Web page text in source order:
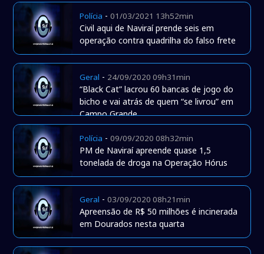
Polícia -01/03/2021 13h52min
Civil aqui de Naviraí prende seis em
operação contra quadrilha do falso frete
Geral - 24/09/2020 09h31min
“Black Cat” lacrou 60 bancas de jogo do
bicho e vai atrás de quem “se livrou” em
Campo Grande
Polícia -09/09/2020 08h32min
PM de Naviraí apreende quase 1,5
tonelada de droga na Operação Hórus
Geral -03/09/2020 08h21min
Apreensão de R$ 50 milhões é incinerada
em Dourados nesta quarta